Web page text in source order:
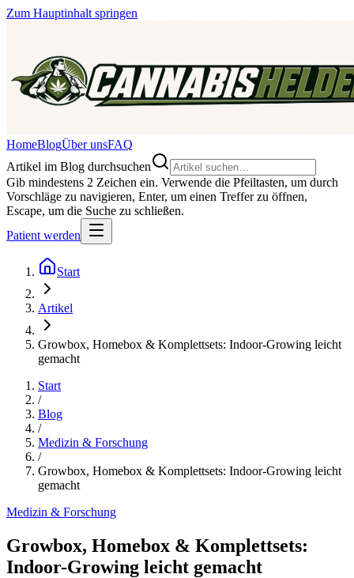
Zum Hauptinhalt springen
HomeBlogÜber unsFAQ
Artikel im Blog durchsuchen
Gib mindestens 2 Zeichen ein. Verwende die Pfeiltasten, um durch
Vorschläge zu navigieren, Enter, um einen Treffer zu öffnen,
Escape, um die Suche zu schließen.
Patient werden
Start
Artikel
Growbox, Homebox & Komplettsets: Indoor-Growing leicht
gemacht
Start
/
Blog
/
Medizin & Forschung
/
Growbox, Homebox & Komplettsets: Indoor-Growing leicht
gemacht
Medizin & Forschung
Growbox, Homebox & Komplettsets:
Indoor-Growing leicht gemacht